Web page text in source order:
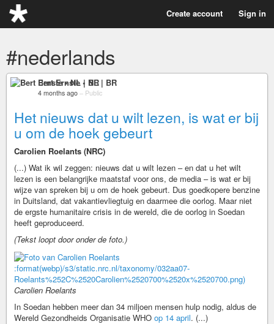
Create account Sign in
#nederlands
Bert Ernste • NL | BR
4 months ago – Public
Het nieuws dat u wilt lezen, is wat er bij
u om de hoek gebeurt
Carolien Roelants (NRC)
(...) Wat ik wil zeggen: nieuws dat u wilt lezen – en dat u het wilt
lezen is een belangrijke maatstaf voor ons, de media – is wat er bij
wijze van spreken bij u om de hoek gebeurt. Dus goedkopere benzine
in Duitsland, dat vakantievliegtuig en daarmee die oorlog. Maar niet
de ergste humanitaire crisis in de wereld, die de oorlog in Soedan
heeft geproduceerd.
(Tekst loopt door onder de foto.)
:format(webp)/s3/static.nrc.nl/taxonomy/032aa07-
Roelants%252C%2520Carolien%2520700%2520x%2520700.png)
Carolien Roelants
In Soedan hebben meer dan 34 miljoen mensen hulp nodig, aldus de
Wereld Gezondheids Organisatie WHO op 14 april. (...)